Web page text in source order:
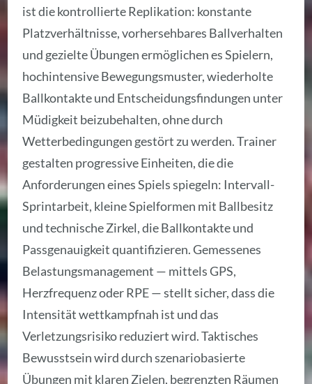
ist die kontrollierte Replikation: konstante
Platzverhältnisse, vorhersehbares Ballverhalten
und gezielte Übungen ermöglichen es Spielern,
hochintensive Bewegungsmuster, wiederholte
Ballkontakte und Entscheidungsfindungen unter
Müdigkeit beizubehalten, ohne durch
Wetterbedingungen gestört zu werden. Trainer
gestalten progressive Einheiten, die die
Anforderungen eines Spiels spiegeln: Intervall-
Sprintarbeit, kleine Spielformen mit Ballbesitz
und technische Zirkel, die Ballkontakte und
Passgenauigkeit quantifizieren. Gemessenes
Belastungsmanagement — mittels GPS,
Herzfrequenz oder RPE — stellt sicher, dass die
Intensität wettkampfnah ist und das
Verletzungsrisiko reduziert wird. Taktisches
Bewusstsein wird durch szenariobasierte
Übungen mit klaren Zielen, begrenzten Räumen